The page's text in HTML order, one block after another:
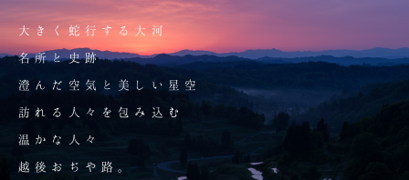
大きく蛇行する大河
名所と史跡
澄んだ空気と美しい星空
訪れる人々を包み込む
温かな人々
越後おぢや路。